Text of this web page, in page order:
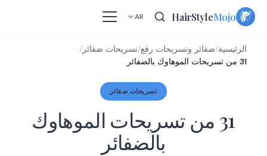
Skip
HairStyleMojo
AR
الرئيسية/ضفائر وتسريحات رفع/تسريحات ضفائر /
31 من تسريحات الموهاوك بالضفائر
تسريحات ضفائر
31 من تسريحات الموهاوك
بالضفائر